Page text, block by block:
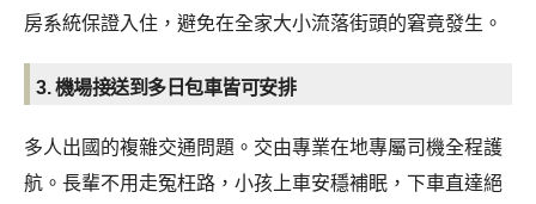
房系統保證入住，避免在全家大小流落街頭的窘竟發生。
3. 機場接送到多日包車皆可安排
多人出國的複雜交通問題。交由專業在地專屬司機全程護
航。長輩不用走冤枉路，小孩上車安穩補眠，下車直達絕